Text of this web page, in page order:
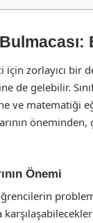
zorlayıcı bir
de gelebilir.
ve matematiği
Önemi